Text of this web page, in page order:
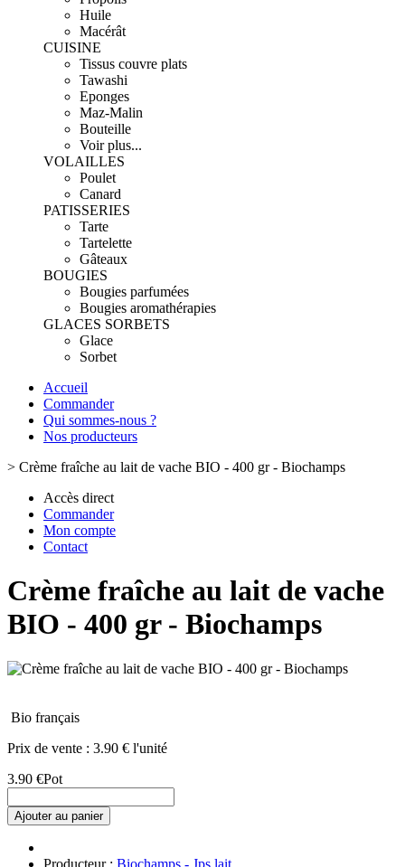
Huile
Macérât
CUISINE
Tissus couvre plats
Tawashi
Eponges
Maz-Malin
Bouteille
Voir plus...
VOLAILLES
Poulet
Canard
PATISSERIES
Tarte
Tartelette
Gâteaux
BOUGIES
Bougies parfumées
Bougies aromathérapies
GLACES SORBETS
Glace
Sorbet
Accueil
Commander
Qui sommes-nous ?
Nos producteurs
> Crème fraîche au lait de vache BIO - 400 gr - Biochamps
Accès direct
Commander
Mon compte
Contact
Crème fraîche au lait de vache
BIO - 400 gr - Biochamps
Bio français
Prix de vente : 3.90 € l'unité
3.90 €Pot
Ajouter au panier
Producteur : Biochamps - Jps lait